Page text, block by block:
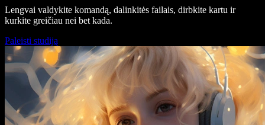
Lengvai valdykite komandą, dalinkitės failais, dirbkite kartu ir
kurkite greičiau nei bet kada.
Paleisti studiją